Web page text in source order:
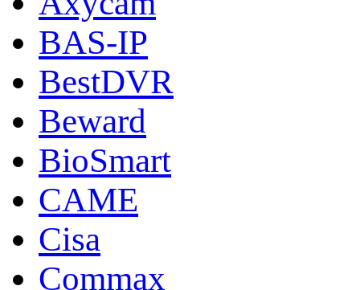
BAS-IP
BestDVR
Beward
BioSmart
CAME
Cisa
Commax